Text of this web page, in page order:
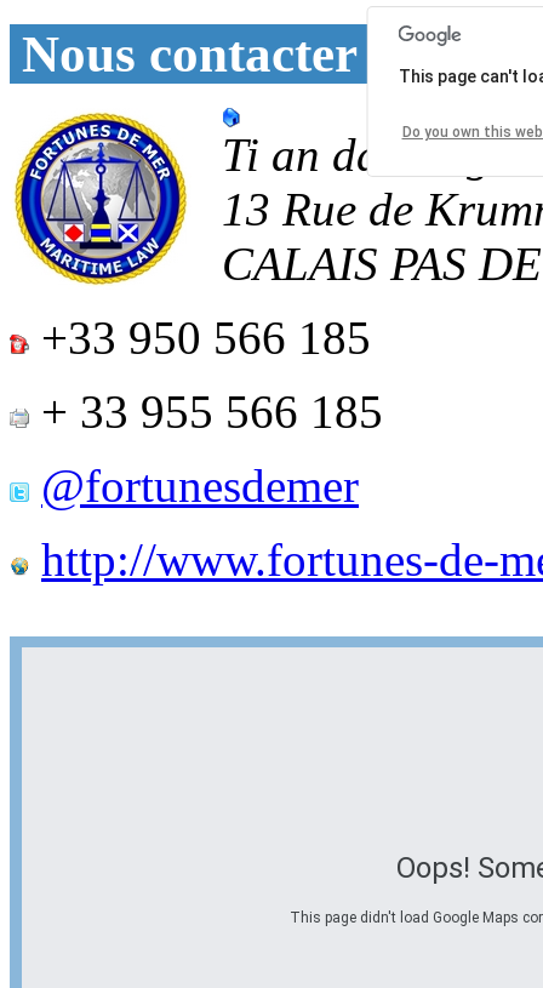
Nous contacter
Ti an
13 Rue de
CALAIS PAS
+33 950 566 185
+ 33 955 566 185
@fortunesdemer
http://www.fortunes-de-
Oops!
This page didn't load Google Maps
This page can't
Do you own this